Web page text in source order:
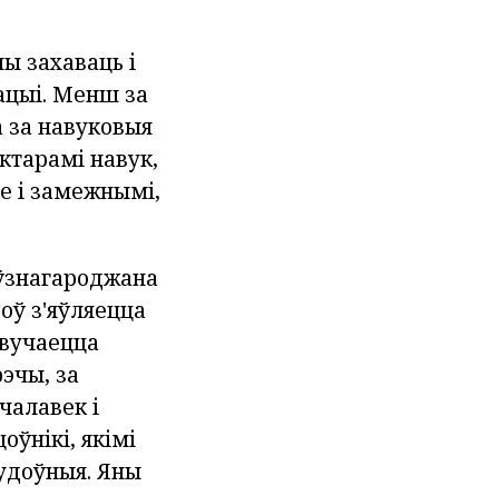
захаваць і
Менш за
навуковыя
навук,
і замежнымі,
з'яўляецца
за
і
якімі
Яны